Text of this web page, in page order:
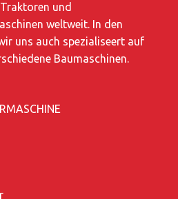
und
weltweit. In den
uns auch spezialiseert auf
Baumaschinen.